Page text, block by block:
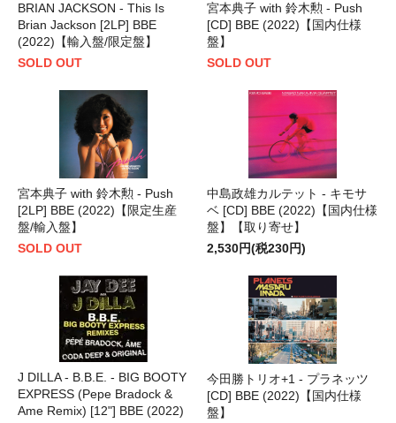
BRIAN JACKSON - This Is
Brian Jackson [2LP] BBE
(2022)【輸入盤/限定盤】
SOLD OUT
宮本典子 with 鈴木勲 - Push
[CD] BBE (2022)【国内仕様
盤】
SOLD OUT
宮本典子 with 鈴木勲 - Push
[2LP] BBE (2022)【限定生産
盤/輸入盤】
SOLD OUT
中島政雄カルテット - キモサ
ベ [CD] BBE (2022)【国内仕様
盤】【取り寄せ】
2,530円(税230円)
J DILLA - B.B.E. - BIG BOOTY
EXPRESS (Pepe Bradock &
Ame Remix) [12"] BBE (2022)
今田勝トリオ+1 - プラネッツ
[CD] BBE (2022)【国内仕様
盤】